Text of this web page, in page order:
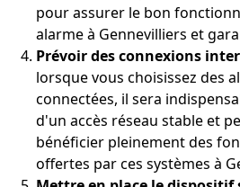
pour assurer le bon
alarme à Gennevilliers et
Prévoir des connexions
lorsque vous choisissez des
connectées, il sera
d'un accès réseau stable et
bénéficier pleinement des
offertes par ces systèmes à